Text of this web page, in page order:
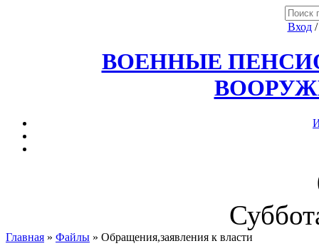
Вход
ВОЕННЫЕ
Главная » Файлы » Обращения,заявления к власти